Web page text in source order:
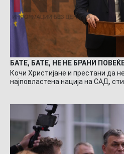
БАТЕ, БАТЕ, НЕ НЕ БРАНИ
Кочи Христијане и престани да
најповластена нација на САД,